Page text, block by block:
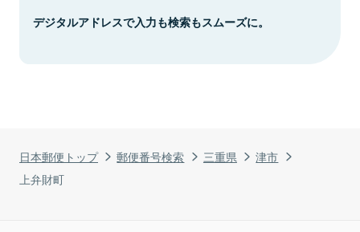
日本郵便トップ 郵便番号検索 三重県
津市
上弁財町
デジタルアドレスで入力も検索もスムーズに。